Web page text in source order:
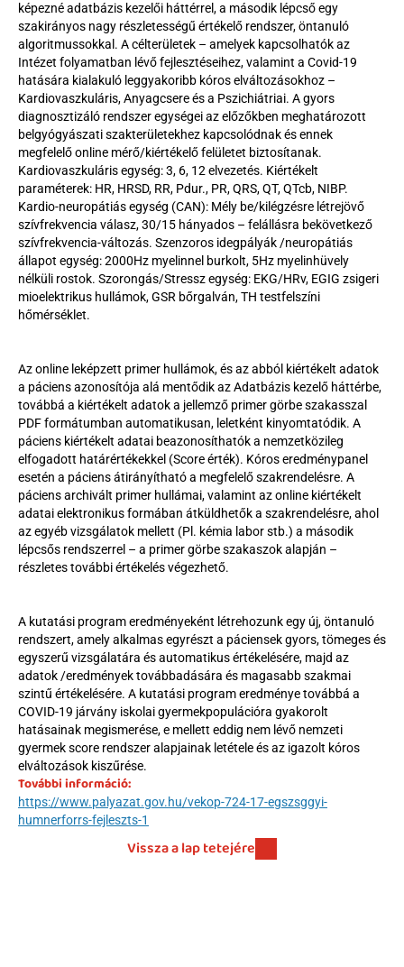
képezné adatbázis kezelői háttérrel, a második lépcső egy
szakirányos nagy részletességű értékelő rendszer, öntanuló
algoritmussokkal. A célterületek – amelyek kapcsolhatók az
Intézet folyamatban lévő fejlesztéseihez, valamint a Covid-19
hatására kialakuló leggyakoribb kóros elváltozásokhoz –
Kardiovaszkuláris, Anyagcsere és a Pszichiátriai. A gyors
diagnosztizáló rendszer egységei az előzőkben meghatározott
belgyógyászati szakterületekhez kapcsolódnak és ennek
megfelelő online mérő/kiértékelő felületet biztosítanak.
Kardiovaszkuláris egység: 3, 6, 12 elvezetés. Kiértékelt
paraméterek: HR, HRSD, RR, Pdur., PR, QRS, QT, QTcb, NIBP.
Kardio-neuropátiás egység (CAN): Mély be/kilégzésre létrejövő
szívfrekvencia válasz, 30/15 hányados – felállásra bekövetkező
szívfrekvencia-változás. Szenzoros idegpályák /neuropátiás
állapot egység: 2000Hz myelinnel burkolt, 5Hz myelinhüvely
nélküli rostok. Szorongás/Stressz egység: EKG/HRv, EGIG zsigeri
mioelektrikus hullámok, GSR bőrgalván, TH testfelszíni
hőmérséklet.
Az online leképzett primer hullámok, és az abból kiértékelt adatok
a páciens azonosítója alá mentődik az Adatbázis kezelő háttérbe,
továbbá a kiértékelt adatok a jellemző primer görbe szakasszal
PDF formátumban automatikusan, leletként kinyomtatódik. A
páciens kiértékelt adatai beazonosíthatók a nemzetközileg
elfogadott határértékekkel (Score érték). Kóros eredménypanel
esetén a páciens átirányítható a megfelelő szakrendelésre. A
páciens archivált primer hullámai, valamint az online kiértékelt
adatai elektronikus formában átküldhetők a szakrendelésre, ahol
az egyéb vizsgálatok mellett (Pl. kémia labor stb.) a második
lépcsős rendszerrel – a primer görbe szakaszok alapján –
részletes további értékelés végezhető.
A kutatási program eredményeként létrehozunk egy új, öntanuló
rendszert, amely alkalmas egyrészt a páciensek gyors, tömeges és
egyszerű vizsgálatára és automatikus értékelésére, majd az
adatok /eredmények továbbadására és magasabb szakmai
szintű értékelésére. A kutatási program eredménye továbbá a
COVID-19 járvány iskolai gyermekpopulációra gyakorolt
hatásainak megismerése, e mellett eddig nem lévő nemzeti
gyermek score rendszer alapjainak letétele és az igazolt kóros
elváltozások kiszűrése.
További információ:
https://www.palyazat.gov.hu/vekop-724-17-egszsggyi-
humnerforrs-fejleszts-1
Vissza a lap tetejére